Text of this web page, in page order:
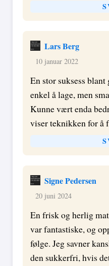
Lars Berg
10 januar 2022
En stor suksess
enkel å lage, men
Kunne vært enda
viser teknikken for å
Signe Pedersen
20 juni 2024
En frisk og herlig
var fantastiske, og
følge. Jeg savner
den sukkerfri, hvis